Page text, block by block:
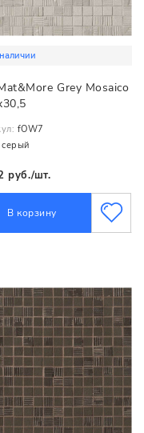
Grey Mosaico
fOW7
серый
руб./шт.
В корзину